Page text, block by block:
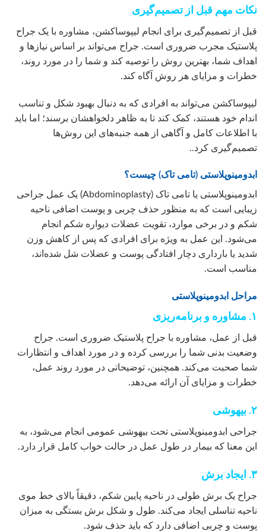
نکات مهم قبل از تصمیم‌گیری
قبل از تصمیم‌گیری برای انجام لیپوساکشن، مشاوره با یک جراح
پلاستیک مجرب ضروری است. جراح می‌تواند بر اساس نیازها و
اهداف شما، بهترین روش را توصیه کند و شما را در مورد روند،
خطرات و مزایای هر روش آگاه کند.
لیپوساکشن می‌تواند به افرادی که به دنبال بهبود شکل و تناسب
اندام خود هستند، کمک کند تا به ظاهر دلخواهشان برسند؛ اما باید
با اطلاعات کامل و آگاهی از همه جنبه‌های این روش‌ها
تصمیم‌گیری کرد..
ابدومینوپلاستی (تامی تاک) چیست؟
ابدومینوپلاستی یا تامی تاک (Abdominoplasty) یک عمل جراحی
زیبایی است که به منظور حذف چربی و پوست اضافی ناحیه
شکم و در برخی موارد، تقویت عضلات دیواره شکم انجام
می‌شود. این عمل به ویژه برای افرادی که پس از کاهش وزن
شدید یا بارداری دچار افتادگی پوست و عضلات شل شده‌اند،
مناسب است.
مراحل ابدومینوپلاستی
۱. مشاوره و برنامه‌ریزی
قبل از عمل، مشاوره با جراح پلاستیک ضروری است. جراح
وضعیت بدنی شما را بررسی کرده و در مورد اهداف و انتظارات
شما صحبت می‌کند. همچنین، توضیحاتی در مورد روند عمل،
خطرات و مزایای آن ارائه می‌دهد.
۲. بیهوشی
جراحی ابدومینوپلاستی تحت بیهوشی عمومی انجام می‌شود، به
این معنا که بیمار در طول عمل در حالت خواب کامل قرار دارد.
۳. ایجاد برش
جراح یک برش طولی در ناحیه پایین شکم، دقیقاً بالای خط موی
ناحیه تناسلی ایجاد می‌کند. طول و شکل برش بستگی به میزان
پوست و چربی اضافی دارد که باید حذف شود.